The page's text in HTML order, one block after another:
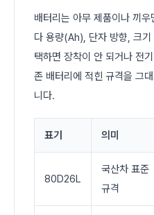
배터리는 아무 제품이나 끼
다 용량(Ah), 단자 방향, 크
택하면 장착이 안 되거나 전
존 배터리에 적힌 규격을 그
니다.
표기 의미
80D26L
국산차 표준
규격